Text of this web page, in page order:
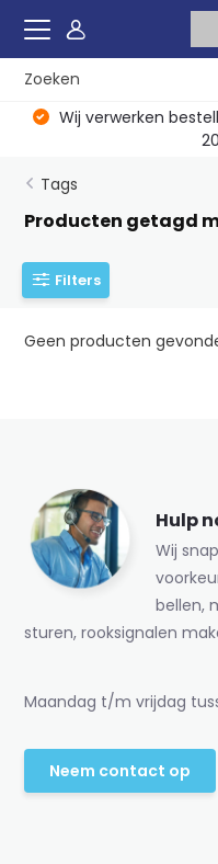
Wij verwerken
Tags
Producten getagd
Filters
Geen producten
Hulp
Wij
bellen,
sturen, rooksignalen
Maandag t/m vrijdag
Neem contact op